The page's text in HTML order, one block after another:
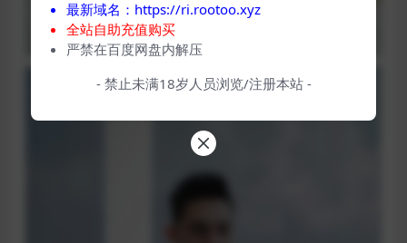
最新域名：https://ri.rootoo.xyz
全站自助充值购买
严禁在百度网盘内解压
- 禁止未满18岁人员浏览/注册本站 -